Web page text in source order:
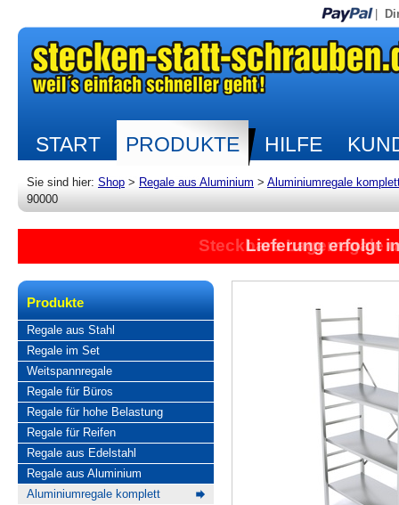
START PRODUKTE HILFE
Sie sind hier: Shop > Regale aus Aluminium > Aluminiumregale
90000
Steckbare Lagerregale
Lieferung erfolgt
Produkte
Regale aus Stahl
Regale im Set
Weitspannregale
Regale für Büros
Regale für hohe Belastung
Regale für Reifen
Regale aus Edelstahl
Regale aus Aluminium
Aluminiumregale komplett